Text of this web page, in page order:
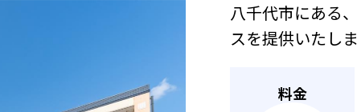
外観エントランス 防犯対策
とつながります。車いすで
八千代市にある
スを提供いたしま
料金